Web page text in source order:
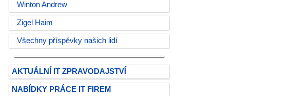
Winton Andrew
Zigel Haim
Všechny příspěvky našich lidí
AKTUÁLNÍ IT ZPRAVODAJSTVÍ
NABÍDKY PRÁCE IT FIREM